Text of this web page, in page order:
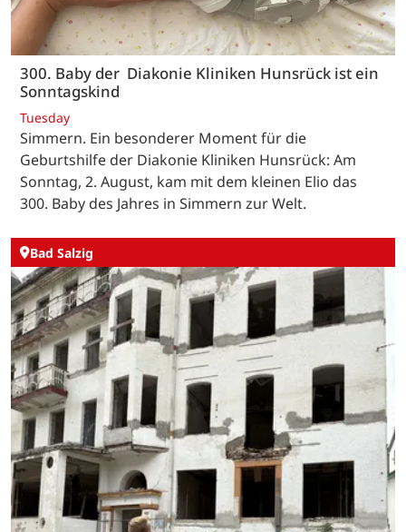
300. Baby der Diakonie Kliniken Hunsrück ist ein
Sonntagskind
Tuesday
Simmern. Ein besonderer Moment für die
Geburtshilfe der Diakonie Kliniken Hunsrück: Am
Sonntag, 2. August, kam mit dem kleinen Elio das
300. Baby des Jahres in Simmern zur Welt.
Bad Salzig